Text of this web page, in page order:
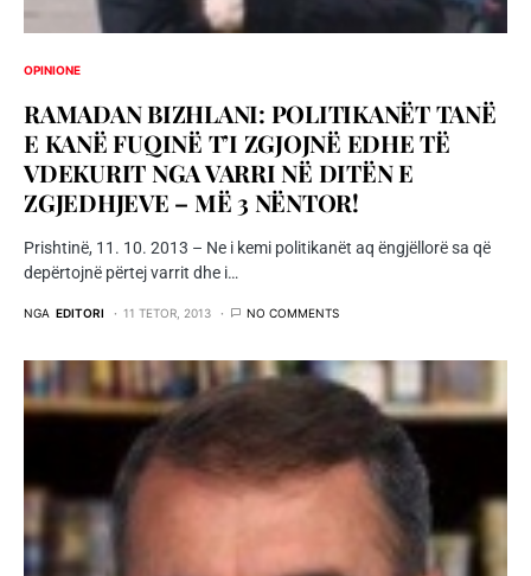
OPINIONE
RAMADAN BIZHLANI: POLITIKANËT TANË
E KANË FUQINË T’I ZGJOJNË EDHE TË
VDEKURIT NGA VARRI NË DITËN E
ZGJEDHJEVE – MË 3 NËNTOR!
Prishtinë, 11. 10. 2013 – Ne i kemi politikanët aq ëngjëllorë sa që
depërtojnë përtej varrit dhe i…
NGA EDITORI 11 TETOR, 2013 NO COMMENTS